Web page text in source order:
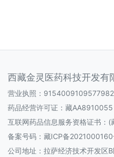
西藏金灵医药科技开发有
营业执照：
药品经营许可证： 藏AA8910055
互联网药品信息服务资格证书： (
备案号码： 藏ICP备
公司地址：拉萨经济技术开发区